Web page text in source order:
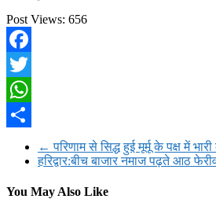
Post Views: 656
Facebook
Twitter
WhatsApp
← परिणाम से सिद्ध हुई मूर्मू के पक्ष में
हरिद्वार:बीच बाजार नमाज पढ़ते आठ
You May Also Like